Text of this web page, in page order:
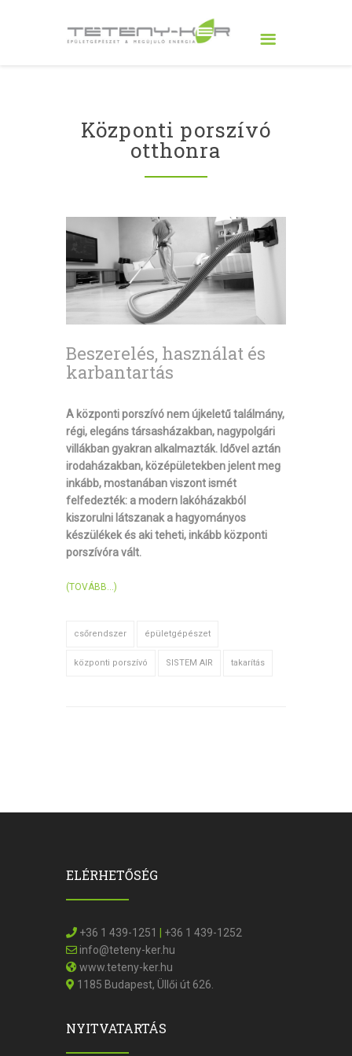
Központi porszívó
otthonra
Beszerelés, használat és
karbantartás
A központi porszívó nem újkeletű találmány,
régi, elegáns társasházakban, nagypolgári
villákban gyakran alkalmazták. Idővel aztán
irodaházakban, középületekben jelent meg
inkább, mostanában viszont ismét
felfedezték: a modern lakóházakból
kiszorulni látszanak a hagyományos
készülékek és aki teheti, inkább központi
porszívóra vált.
(TOVÁBB…)
csőrendszer épületgépészet
központi porszívó SISTEM AIR takarítás
ELÉRHETŐSÉG
+36 1 439-1251
+36 1 439-1252
info@teteny-ker.hu
www.teteny-ker.hu
1185 Budapest, Üllői út 626.
NYITVATARTÁS